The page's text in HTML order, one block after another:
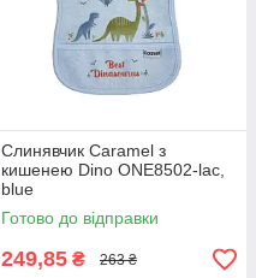
Слинявчик Caramel з
кишенею Dino ONE8502-lac,
blue
Готово до відправки
249,85 ₴ 263 ₴